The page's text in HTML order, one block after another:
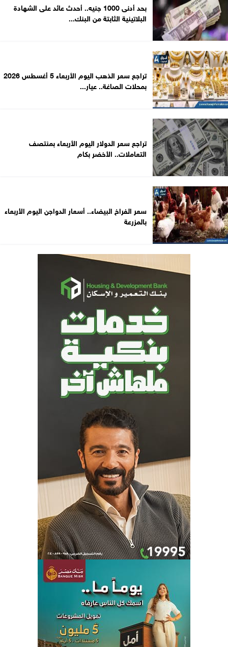
بحد أدنى 1000 جنيه.. أحدث عائد على الشهادة
البلاتينية الثابتة من البنك...
تراجع سعر الذهب اليوم الأربعاء 5 أغسطس 2026
بمحلات الصاغة.. عيار...
تراجع سعر الدولار اليوم الأربعاء بمنتصف
التعاملات.. الأخضر بكام
سعر الفراخ البيضاء.. أسعار الدواجن اليوم الأربعاء
بالمزرعة